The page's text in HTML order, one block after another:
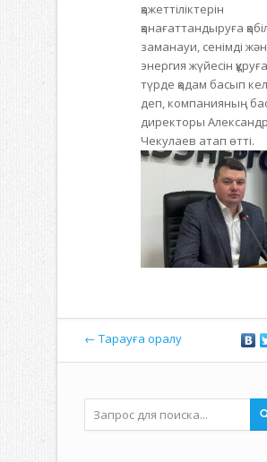
қажеттіліктерін
қанағаттандыруға
заманауи, сенімді
энергия жүйесін
түрде қадам басып
деп, компанияның
директоры Александр
Чекулаев атап өтті.
← Тарауға оралу